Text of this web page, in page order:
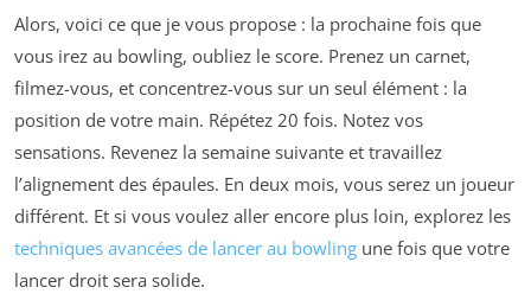
Alors, voici ce que je vous propose : la prochaine fois que
vous irez au bowling, oubliez le score. Prenez un carnet,
filmez-vous, et concentrez-vous sur un seul élément : la
position de votre main. Répétez 20 fois. Notez vos
sensations. Revenez la semaine suivante et travaillez
l’alignement des épaules. En deux mois, vous serez un joueur
différent. Et si vous voulez aller encore plus loin, explorez les
techniques avancées de lancer au bowling une fois que votre
lancer droit sera solide.